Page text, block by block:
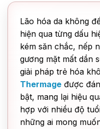
Lão hóa da không
hiện qua từng dấu
kém săn chắc, nếp
gương mặt mất dần
giải pháp trẻ hóa
Thermage được
bật, mang lại hiệu
hợp với nhiều độ
những ai mong